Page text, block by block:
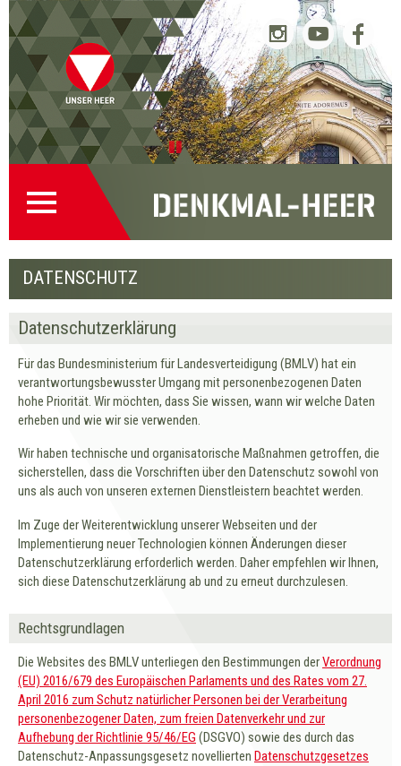
Startseite
(0)
Direkt
zur
Navigation
Direkt
zum
Inhalt
Zur
Denkmalsuche
(1)
Kontakt
(2)
DATENSCHUTZ
Datenschutzerklärung
Für das Bundesministerium für Landesverteidigung (BMLV) hat ein
verantwortungsbewusster Umgang mit personenbezogenen Daten
hohe Priorität. Wir möchten, dass Sie wissen, wann wir welche Daten
erheben und wie wir sie verwenden.
Wir haben technische und organisatorische Maßnahmen getroffen, die
sicherstellen, dass die Vorschriften über den Datenschutz sowohl von
uns als auch von unseren externen Dienstleistern beachtet werden.
Im Zuge der Weiterentwicklung unserer Webseiten und der
Implementierung neuer Technologien können Änderungen dieser
Datenschutzerklärung erforderlich werden. Daher empfehlen wir Ihnen,
sich diese Datenschutzerklärung ab und zu erneut durchzulesen.
Rechtsgrundlagen
Die Websites des BMLV unterliegen den Bestimmungen derVerordnung
(EU) 2016/679 des Europäischen Parlaments und des Rates vom 27.
April 2016 zum Schutz natürlicher Personen bei der Verarbeitung
personenbezogener Daten, zum freien Datenverkehr und zur
Aufhebung der Richtlinie 95/46/EG (DSGVO) sowie des durch das
Datenschutz-Anpassungsgesetz novellierten Datenschutzgesetzes